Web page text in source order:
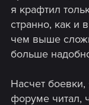
я крафтил
странно, как и
чем выше
больше
Насчет
форуме читал,